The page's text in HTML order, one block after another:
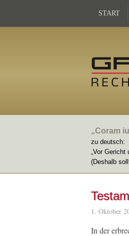
START
„Coram
zu deutsch:
„Vor Gericht
(Deshalb
1. Oktober
In der